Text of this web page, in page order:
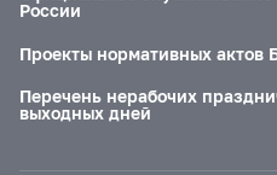
России
Проекты нормативных актов
Перечень нерабочих
выходных дней